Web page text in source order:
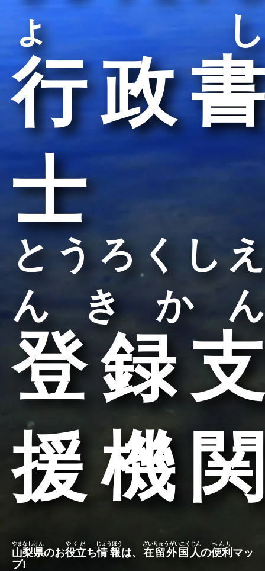
行政書
士
ょし
登録支
援機関
とうろくしえ
んきかん
山梨県
やまなしけん
のお役立
やくだ
ち情報
じょうほう
は、 在留外国人
ざいりゅうがいこくじん
の便利
べんり
マッ
プ!